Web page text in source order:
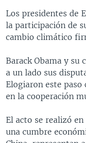
FORO [RADIO]
NOTA ECONÓMICA
ENTRETENIMIENTO
Los presidentes de
la participación de
cambio climático
Barack Obama y su
a un lado sus
Elogiaron este paso
en la cooperación
El acto se realizó
una cumbre